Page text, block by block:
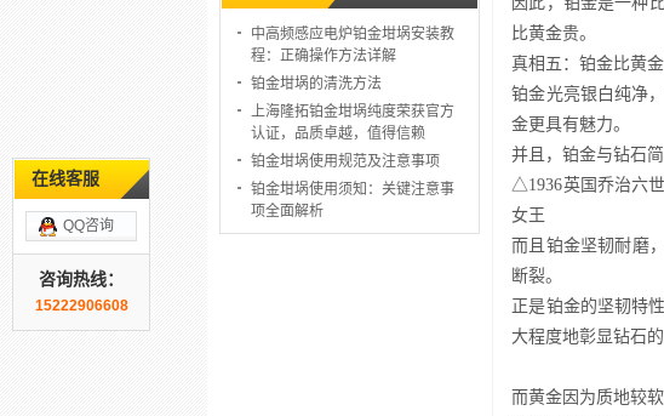
中高频感应电炉铂金坩埚安装教
程：正确操作方法详解
铂金坩埚的清洗方法
上海隆拓铂金坩埚纯度荣获官方
认证，品质卓越，值得信赖
铂金坩埚使用规范及注意事项
铂金坩埚使用须知：关键注意事
项全面解析
比黄金贵。
真相五：铂金比黄金
铂金光亮银白纯净
金更具有魅力。
并且，铂金与钻石
△1936英国乔治六
女王
而且铂金坚韧耐磨
断裂。
正是铂金的坚韧特
大程度地彰显钻石的
而黄金因为质地较
在线客服
QQ咨询
咨询热线：
15222906608